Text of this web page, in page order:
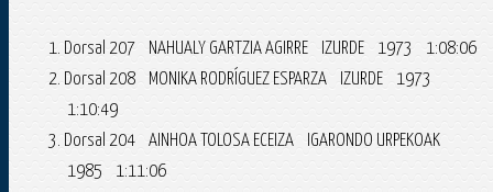
Dorsal 207 NAHUALY GARTZIA AGIRRE IZURDE 1973 1:08:06
Dorsal 208 MONIKA RODRÍGUEZ ESPARZA IZURDE 1973
1:10:49
Dorsal 204 AINHOA TOLOSA ECEIZA IGARONDO URPEKOAK
1985 1:11:06